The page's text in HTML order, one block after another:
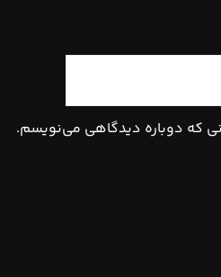
که دوباره دیدگاهی می‌نویسم.